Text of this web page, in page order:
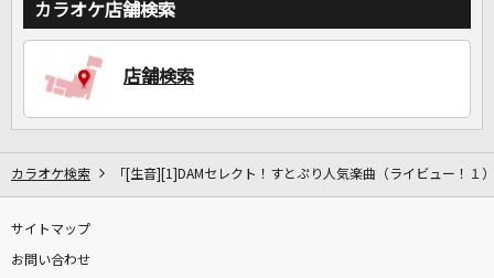
カラオケをもっと楽しもう！
カラオケ店舗検索
店舗検索
カラオケ検索 「[生音][1]DAMセレクト！すとぷり人気楽曲（ライビュー！１
サイトマップ
お問い合わせ